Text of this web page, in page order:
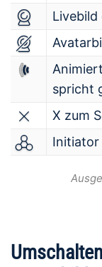
spricht
X zum
Initiator